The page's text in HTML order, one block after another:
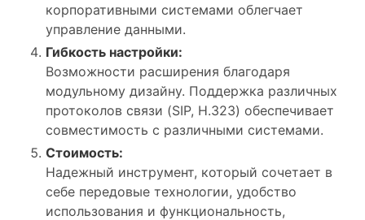
корпоративными системами облегчает
управление данными.
Гибкость настройки:
Возможности расширения благодаря
модульному дизайну. Поддержка различных
протоколов связи (SIP, H.323) обеспечивает
совместимость с различными системами.
Стоимость:
Надежный инструмент, который сочетает в
себе передовые технологии, удобство
использования и функциональность,